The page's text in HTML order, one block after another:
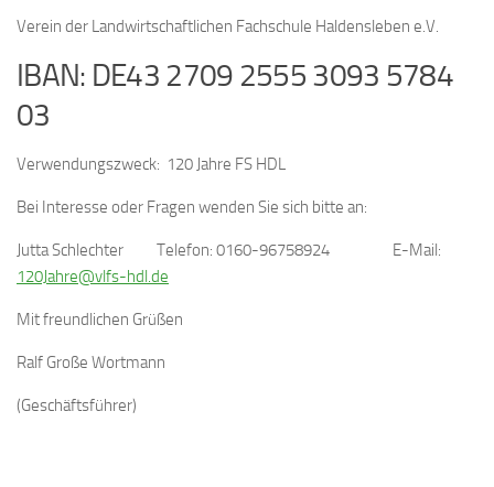
Verein der Landwirtschaftlichen Fachschule Haldensleben e.V.
IBAN: DE43 2709 2555 3093 5784
03
Verwendungszweck: 120 Jahre FS HDL
Bei Interesse oder Fragen wenden Sie sich bitte an:
Jutta Schlechter Telefon: 0160-96758924 E-Mail:
120Jahre@vlfs-hdl.de
Mit freundlichen Grüßen
Ralf Große Wortmann
(Geschäftsführer)